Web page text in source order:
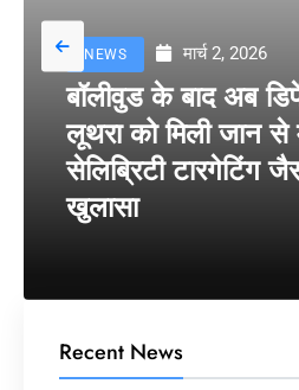
NEWS मार्च 2, 2026
बॉलीवुड के बाद अब
लूथरा को मिली जान से
सेलिब्रिटी टारगेटिंग
खुलासा
Recent News